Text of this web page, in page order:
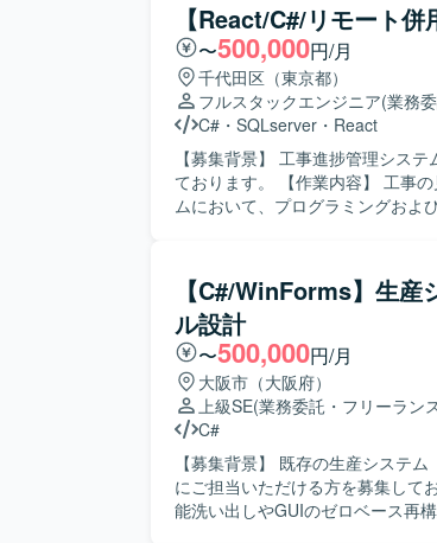
【React/C#/リモート
〜500,000円/月
千代田区（東京都）
フルスタックエンジニア(業務
C# ・ SQLserver ・ React
【募集背景】 工事進捗管理シス
ております。 【作業内容】 工事の見積から請求まで一連の流れを管理する工事進捗管理システ
ムにおいて、プログラミングおよ
ド開発に強みをお持ちの方を求
方、技術レビューに対しても折
若くて真面目なメンバーと協調し
す。 【ポジションの魅力】 ReactとC#を用いたWebシステム開発において、フロントエンドと
サーバーサイド双方の実装経験を
当エンジニアと共に開発を行うこと
境】 フロントエンドにReact、サ
Webシステムとなります。
【C#/WinForms】生
ル設計
〜500,000円/月
大阪市（大阪府）
上級SE(業務委託・フリーラン
C#
【募集背景】 既存の生産システ
にご担当いただける方を募集しております。 【作業内容】 既存システムの
能洗い出しやGUIのゼロベース再